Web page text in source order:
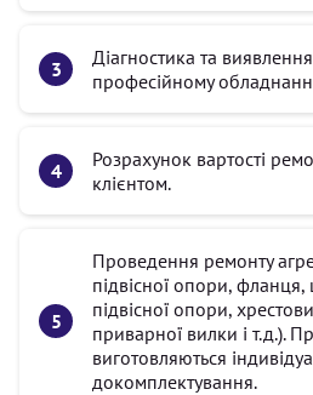
Діагностика та
професійному
Розрахунок вартості
клієнтом.
Проведення ремонту
підвісної опори, фланця,
підвісної опори,
приварної вилки і т.д.).
виготовляються
докомплектування.